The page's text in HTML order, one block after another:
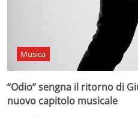
Musica
“Odio” sengna il ritorno di
nuovo capitolo musicale